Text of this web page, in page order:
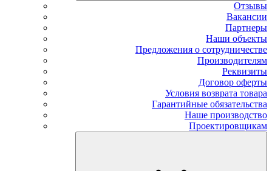
Отзывы
Вакансии
Партнеры
Наши объекты
Предложения о сотрудничестве
Производителям
Реквизиты
Договор оферты
Условия возврата товара
Гарантийные обязательства
Наше производство
Проектировщикам